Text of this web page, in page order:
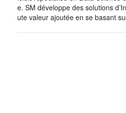
e. SM développe des solutions
ute valeur ajoutée en se basant